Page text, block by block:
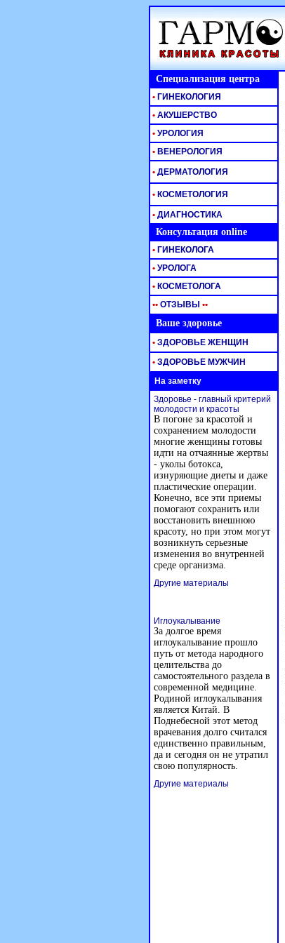
Специализация центра
• ГИНЕКОЛОГИЯ
• АКУШЕРСТВО
• УРОЛОГИЯ
• ВЕНЕРОЛОГИЯ
• ДЕРМАТОЛОГИЯ
• КОСМЕТОЛОГИЯ
• ДИАГНОСТИКА
Консультация online
• ГИНЕКОЛОГА
• УРОЛОГА
• КОСМЕТОЛОГА
•• ОТЗЫВЫ ••
Ваше здоровье
• ЗДОРОВЬЕ ЖЕНЩИН
• ЗДОРОВЬЕ МУЖЧИН
На заметку
Здоровье - главный критерий
молодости и красоты
В погоне за красотой и
сохранением молодости
многие женщины готовы
идти на отчаянные жертвы
- уколы ботокса,
изнуряющие диеты и даже
пластические операции.
Конечно, все эти приемы
помогают сохранить или
восстановить внешнюю
красоту, но при этом могут
возникнуть серьезные
изменения во внутренней
среде организма.
Другие материалы
Иглоукалывание
За долгое время
иглоукалывание прошло
путь от метода народного
целительства до
самостоятельного раздела в
современной медицине.
Родиной иглоукалывания
является Китай. В
Поднебесной этот метод
врачевания долго считался
единственно правильным,
да и сегодня он не утратил
свою популярность.
Другие материалы